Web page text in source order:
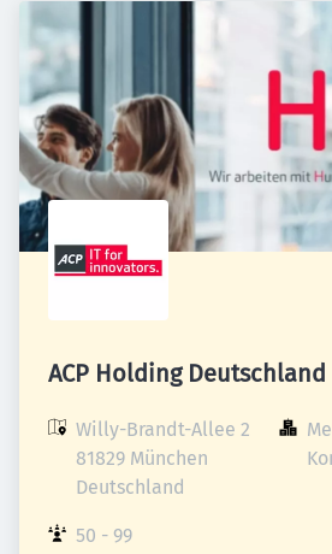
ACP Holding Deutschland
Willy-Brandt-Allee 2
81829 München
Deutschland
50 - 99